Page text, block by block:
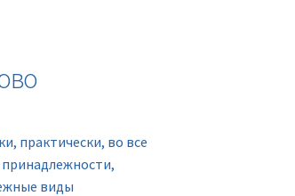
практически, во все
виды